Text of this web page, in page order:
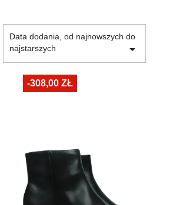
Data dodania, od najnowszych do
najstarszych

-308,00 ZŁ